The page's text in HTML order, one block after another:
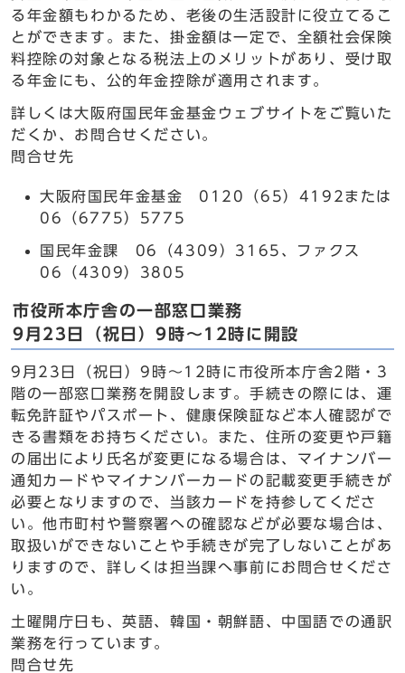
る年金額もわかるため、老後の生活設計に役立てるこ
とができます。また、掛金額は一定で、全額社会保険
料控除の対象となる税法上のメリットがあり、受け取
る年金にも、公的年金控除が適用されます。
詳しくは大阪府国民年金基金ウェブサイトをご覧いた
だくか、お問合せください。
問合せ先
大阪府国民年金基金 0120（65）4192または
06（6775）5775
国民年金課 06（4309）3165、ファクス
06（4309）3805
市役所本庁舎の一部窓口業務
9月23日（祝日）9時～12時に開設
9月23日（祝日）9時～12時に市役所本庁舎2階・3
階の一部窓口業務を開設します。手続きの際には、運
転免許証やパスポート、健康保険証など本人確認がで
きる書類をお持ちください。また、住所の変更や戸籍
の届出により氏名が変更になる場合は、マイナンバー
通知カードやマイナンバーカードの記載変更手続きが
必要となりますので、当該カードを持参してくださ
い。他市町村や警察署への確認などが必要な場合は、
取扱いができないことや手続きが完了しないことがあ
りますので、詳しくは担当課へ事前にお問合せくださ
い。
土曜開庁日も、英語、韓国・朝鮮語、中国語での通訳
業務を行っています。
問合せ先